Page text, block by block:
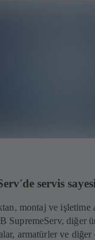
servis
montaj ve
SupremeServ, diğer
armatürler ve